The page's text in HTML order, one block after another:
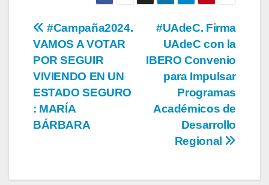
Navegación
de
entradas
#UAdeC. Firma
UAdeC con la
IBERO Convenio
para Impulsar
Programas
Académicos de
Desarrollo
Regional
#Campaña2024.
VAMOS A VOTAR
POR SEGUIR
VIVIENDO EN UN
ESTADO SEGURO
: MARÍA
BÁRBARA